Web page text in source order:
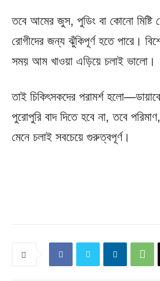
তবে আমের জুস, পুডিং বা কোনো মিষ্টি
রোগীদের জন্য ঝুঁকিপূর্ণ হতে পারে।
সময় আম খাওয়া এড়িয়ে চলাই ভালো।
তাই চিকিৎসকদের পরামর্শ
পুরোপুরি বাদ দিতে হবে না, তবে
মেনে চলাই সবচেয়ে গুরুত্বপূর্ণ।